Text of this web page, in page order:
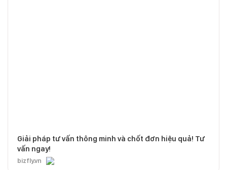
Giải pháp tư vấn thông minh và chốt đơn hiệu quả! Tư
vấn ngay!
bizfly.vn